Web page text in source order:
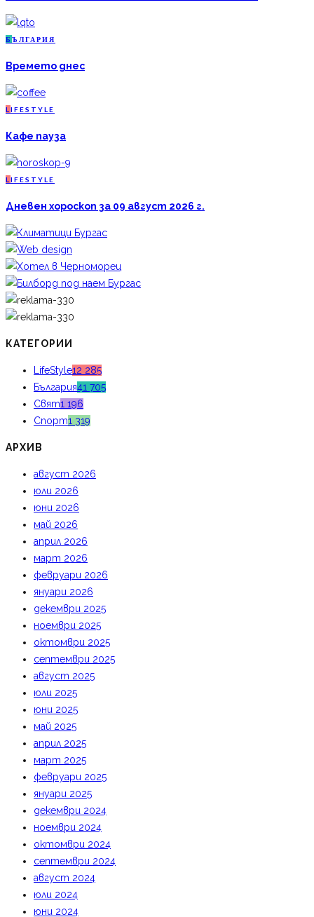
Б ЪЛГАРИЯ
Времето днес
L IFESTYLE
Кафе пауза
L IFESTYLE
Дневен хороскоп за 09 август 2026 г.
КАТЕГОРИИ
LifeStyle12 285
България41 705
Свят1 196
Спорт1 319
АРХИВ
август 2026
юли 2026
юни 2026
май 2026
април 2026
март 2026
февруари 2026
януари 2026
декември 2025
ноември 2025
октомври 2025
септември 2025
август 2025
юли 2025
юни 2025
май 2025
април 2025
март 2025
февруари 2025
януари 2025
декември 2024
ноември 2024
октомври 2024
септември 2024
август 2024
юли 2024
юни 2024